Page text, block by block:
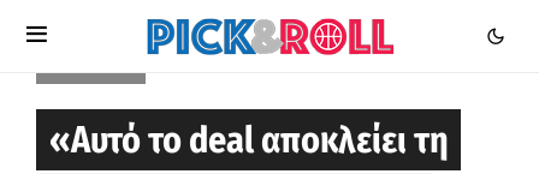
«Αυτό το deal αποκλείει τη